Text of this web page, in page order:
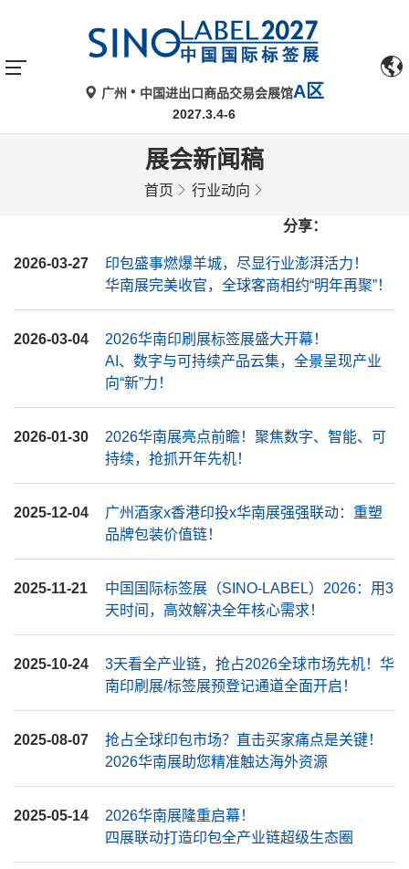
广州 中国进出口商品交易会展馆A区
2027.3.4-6
展会新闻稿
首页 行业动向
分享：
2026-03-27
印包盛事燃爆羊城，尽显行业澎湃活力！
华南展完美收官，全球客商相约“明年再聚”！
2026-03-04
2026华南印刷展标签展盛大开幕！
AI、数字与可持续产品云集，全景呈现产业
向“新”力！
2026-01-30
2026华南展亮点前瞻！聚焦数字、智能、可
持续，抢抓开年先机！
2025-12-04
广州酒家x香港印投x华南展强强联动：重塑
品牌包装价值链！
2025-11-21
中国国际标签展（SINO-LABEL）2026：用3
天时间，高效解决全年核心需求！
2025-10-24
3天看全产业链，抢占2026全球市场先机！华
南印刷展/标签展预登记通道全面开启！
2025-08-07
抢占全球印包市场？直击买家痛点是关键！
2026华南展助您精准触达海外资源
2025-05-14
2026华南展隆重启幕！
四展联动打造印包全产业链超级生态圈